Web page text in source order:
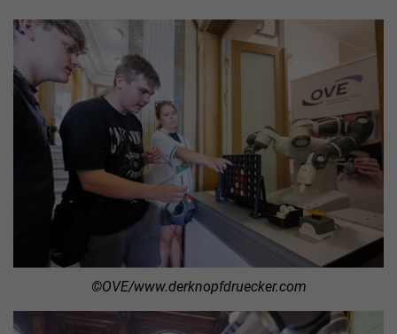
©OVE/www.derknopfdruecker.com